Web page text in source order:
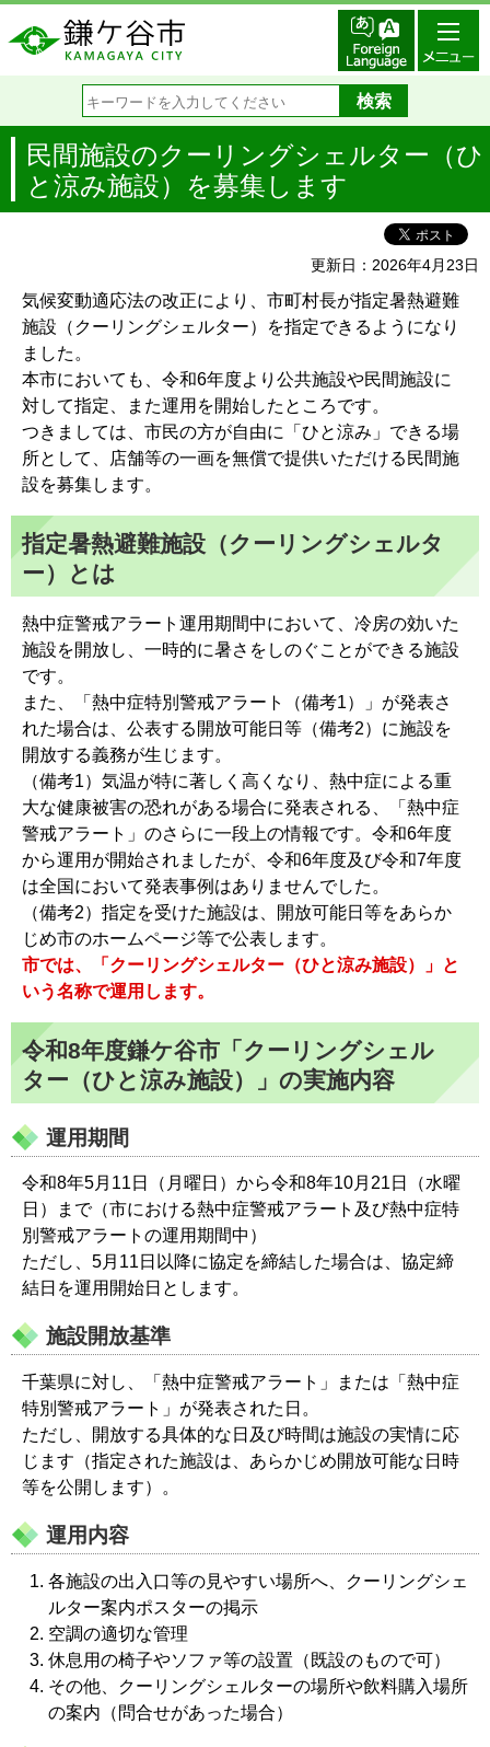
民間施設のクーリングシェルター（ひ
と涼み施設）を募集します
更新日：2026年4月23日
気候変動適応法の改正により、市町村長が指定暑熱避難
施設（クーリングシェルター）を指定できるようになり
ました。
本市においても、令和6年度より公共施設や民間施設に
対して指定、また運用を開始したところです。
つきましては、市民の方が自由に「ひと涼み」できる場
所として、店舗等の一画を無償で提供いただける民間施
設を募集します。
指定暑熱避難施設（クーリングシェルタ
ー）とは
熱中症警戒アラート運用期間中において、冷房の効いた
施設を開放し、一時的に暑さをしのぐことができる施設
です。
また、「熱中症特別警戒アラート（備考1）」が発表さ
れた場合は、公表する開放可能日等（備考2）に施設を
開放する義務が生じます。
（備考1）気温が特に著しく高くなり、熱中症による重
大な健康被害の恐れがある場合に発表される、「熱中症
警戒アラート」のさらに一段上の情報です。令和6年度
から運用が開始されましたが、令和6年度及び令和7年度
は全国において発表事例はありませんでした。
（備考2）指定を受けた施設は、開放可能日等をあらか
じめ市のホームページ等で公表します。
市では、「クーリングシェルター（ひと涼み施設）」と
いう名称で運用します。
令和8年度鎌ケ谷市「クーリングシェル
ター（ひと涼み施設）」の実施内容
運用期間
令和8年5月11日（月曜日）から令和8年10月21日（水曜
日）まで（市における熱中症警戒アラート及び熱中症特
別警戒アラートの運用期間中）
ただし、5月11日以降に協定を締結した場合は、協定締
結日を運用開始日とします。
施設開放基準
千葉県に対し、「熱中症警戒アラート」または「熱中症
特別警戒アラート」が発表された日。
ただし、開放する具体的な日及び時間は施設の実情に応
じます（指定された施設は、あらかじめ開放可能な日時
等を公開します）。
運用内容
各施設の出入口等の見やすい場所へ、クーリングシェ
ルター案内ポスターの掲示
空調の適切な管理
休息用の椅子やソファ等の設置（既設のもので可）
その他、クーリングシェルターの場所や飲料購入場所
の案内（問合せがあった場合）